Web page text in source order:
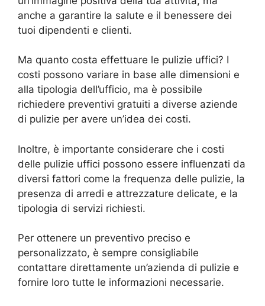
anche a garantire la salute e il benessere dei
tuoi dipendenti e clienti.
Ma quanto costa effettuare le pulizie uffici? I
costi possono variare in base alle dimensioni e
alla tipologia dell’ufficio, ma è possibile
richiedere preventivi gratuiti a diverse aziende
di pulizie per avere un’idea dei costi.
Inoltre, è importante considerare che i costi
delle pulizie uffici possono essere influenzati da
diversi fattori come la frequenza delle pulizie, la
presenza di arredi e attrezzature delicate, e la
tipologia di servizi richiesti.
Per ottenere un preventivo preciso e
personalizzato, è sempre consigliabile
contattare direttamente un’azienda di pulizie e
fornire loro tutte le informazioni necessarie.